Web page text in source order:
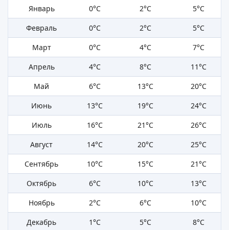
Январь
0°C 2°C
5°C
Февраль
0°C 2°C
5°C
Март
0°C 4°C
7°C
Апрель
4°C 8°C
11°C
Май
6°C 13°C
20°C
Июнь
13°C 19°C
24°C
Июль
16°C 21°C
26°C
Август
14°C 20°C
25°C
Сентябрь
10°C 15°C
21°C
Октябрь
6°C 10°C
13°C
Ноябрь
2°C 6°C
10°C
Декабрь
1°C 5°C 8°C